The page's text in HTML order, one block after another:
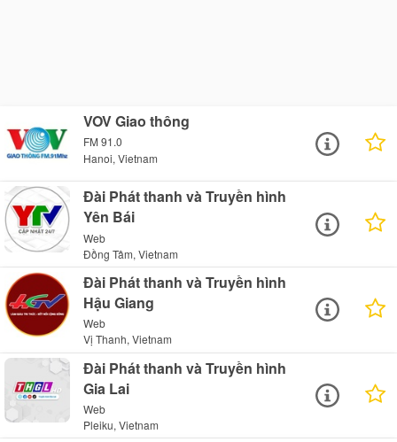
VOV Giao thông
FM 91.0
Hanoi, Vietnam
Đài Phát thanh và Truyền hình
Yên Bái
Web
Đồng Tâm, Vietnam
Đài Phát thanh và Truyền hình
Hậu Giang
Web
Vị Thanh, Vietnam
Đài Phát thanh và Truyền hình
Gia Lai
Web
Pleiku, Vietnam